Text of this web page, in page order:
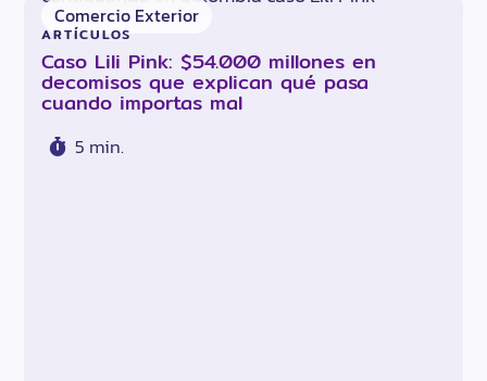
Comercio Exterior
ARTÍCULOS
Caso Lili Pink: $54.000 millones en
decomisos que explican qué pasa
cuando importas mal
5 min.